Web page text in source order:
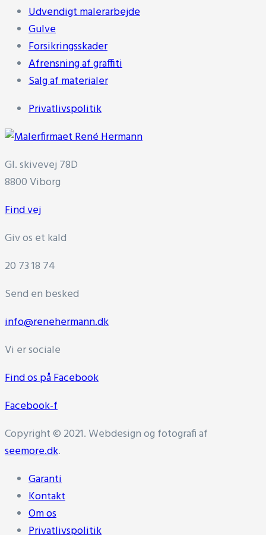
Udvendigt malerarbejde
Gulve
Forsikringsskader
Afrensning af graffiti
Salg af materialer
Privatlivspolitik
Gl. skivevej 78D
8800 Viborg
Find vej
Giv os et kald
20 73 18 74
Send en besked
info@renehermann.dk
Vi er sociale
Find os på Facebook
Facebook-f
Copyright © 2021. Webdesign og fotografi af
seemore.dk.
Garanti
Kontakt
Om os
Privatlivspolitik